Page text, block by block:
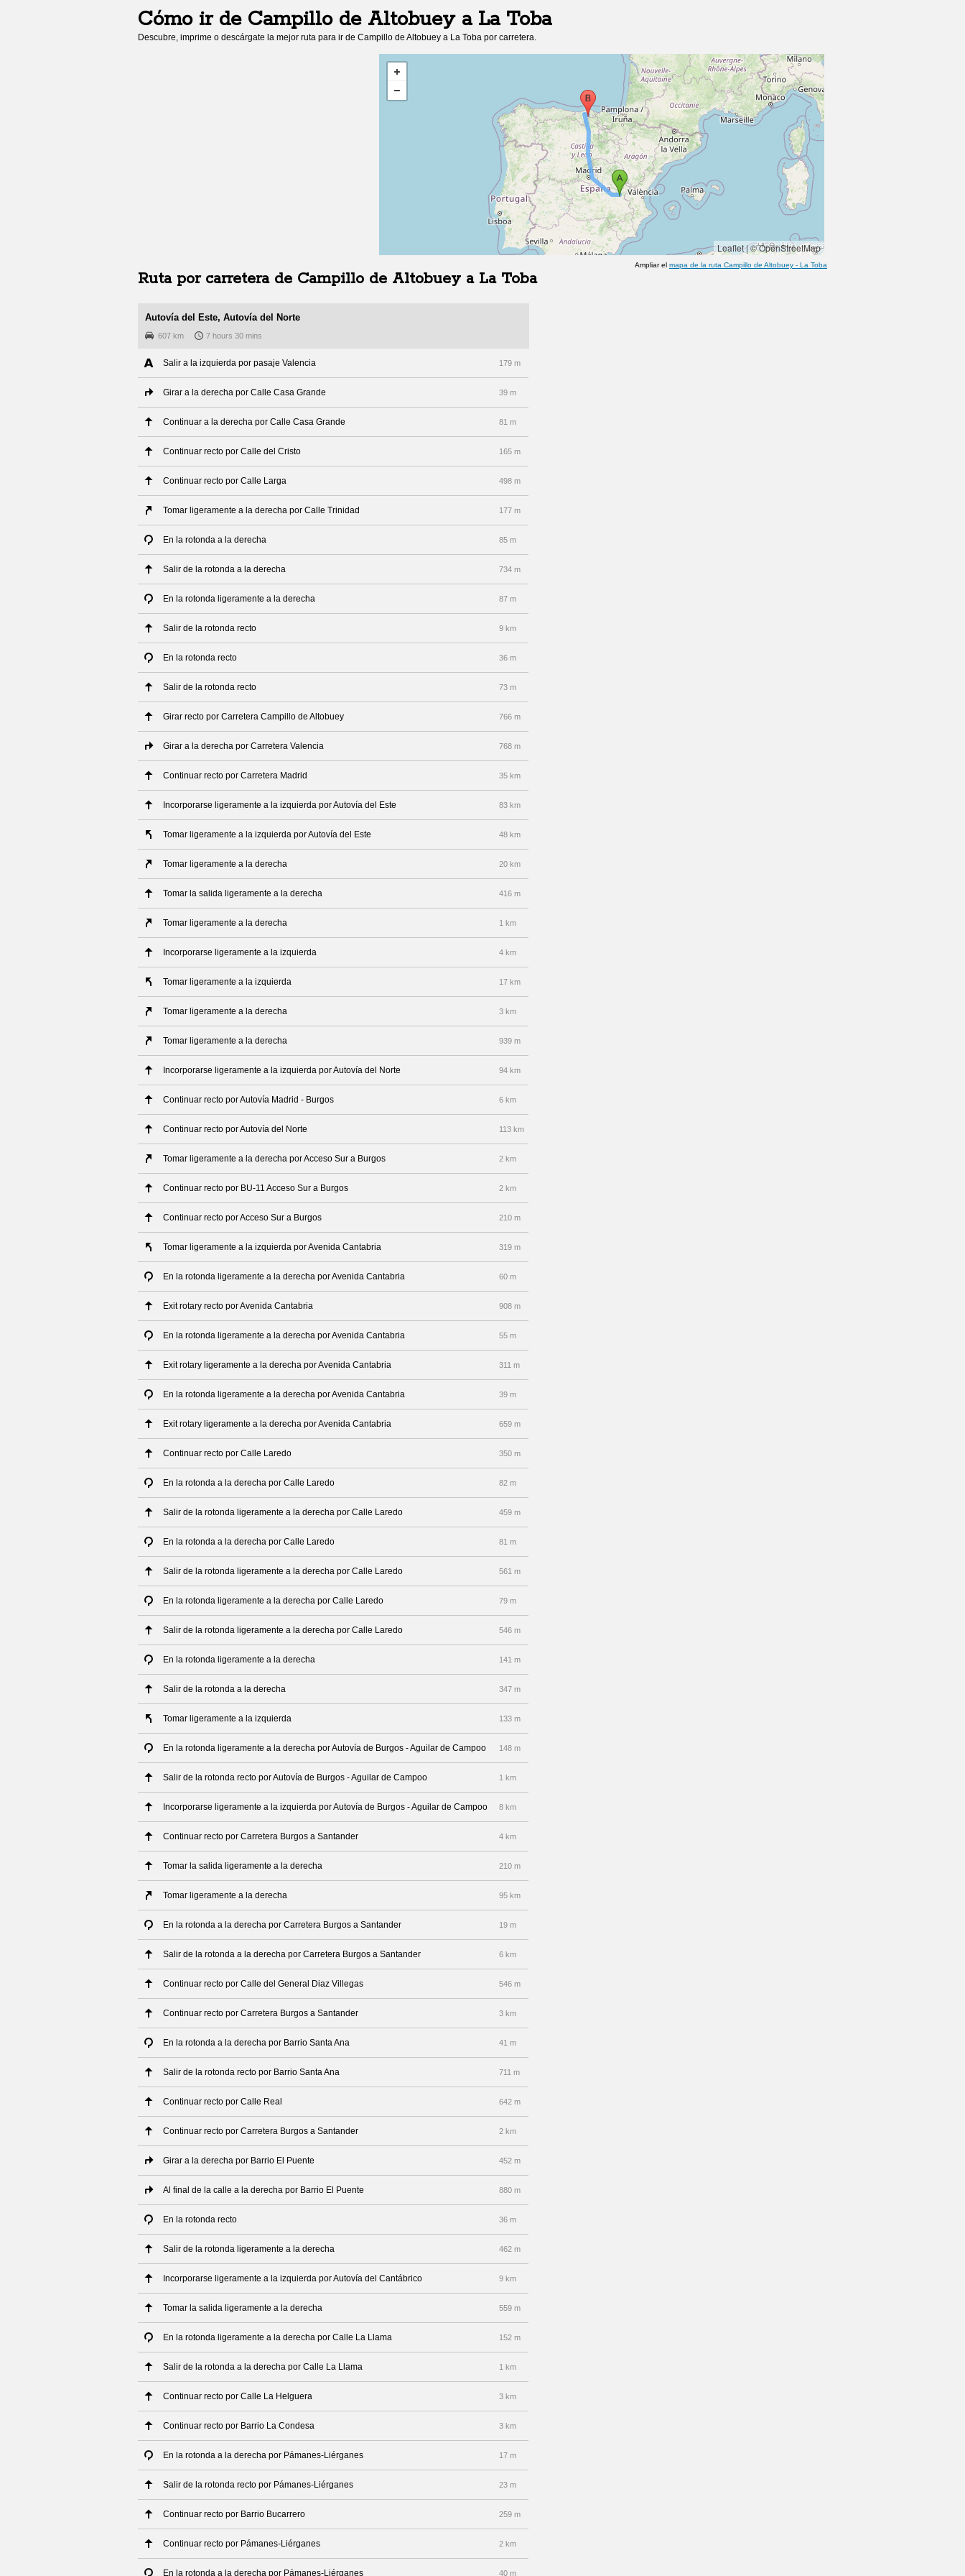
Cómo ir de Campillo de Altobueya La Toba
Descubre, imprime o descárgate la mejor ruta para ir de Campillo de Altobuey a La Toba por carretera.
Leaflet|© OpenStreetMap
Ampliar el mapa de la ruta Campillo de Altobuey - La Toba
Ruta por carretera de Campillo de Altobuey a La Toba
Autovía del Este, Autovía del Norte
607 km 7 hours 30 mins
Salir a la izquierda por pasaje Valencia 179 m
Girar a la derecha por Calle Casa Grande 39 m
Continuar a la derecha por Calle Casa Grande 81 m
Continuar recto por Calle del Cristo 165 m
Continuar recto por Calle Larga 498 m
Tomar ligeramente a la derecha por Calle Trinidad 177 m
En la rotonda a la derecha 85 m
Salir de la rotonda a la derecha 734 m
En la rotonda ligeramente a la derecha 87 m
Salir de la rotonda recto 9 km
En la rotonda recto 36 m
Salir de la rotonda recto 73 m
Girar recto por Carretera Campillo de Altobuey 766 m
Girar a la derecha por Carretera Valencia 768 m
Continuar recto por Carretera Madrid 35 km
Incorporarse ligeramente a la izquierda por Autovía del Este 83 km
Tomar ligeramente a la izquierda por Autovía del Este 48 km
Tomar ligeramente a la derecha 20 km
Tomar la salida ligeramente a la derecha 416 m
Tomar ligeramente a la derecha 1 km
Incorporarse ligeramente a la izquierda 4 km
Tomar ligeramente a la izquierda 17 km
Tomar ligeramente a la derecha 3 km
Tomar ligeramente a la derecha 939 m
Incorporarse ligeramente a la izquierda por Autovía del Norte 94 km
Continuar recto por Autovía Madrid - Burgos 6 km
Continuar recto por Autovía del Norte 113 km
Tomar ligeramente a la derecha por Acceso Sur a Burgos 2 km
Continuar recto por BU-11 Acceso Sur a Burgos 2 km
Continuar recto por Acceso Sur a Burgos 210 m
Tomar ligeramente a la izquierda por Avenida Cantabria 319 m
En la rotonda ligeramente a la derecha por Avenida Cantabria 60 m
Exit rotary recto por Avenida Cantabria 908 m
En la rotonda ligeramente a la derecha por Avenida Cantabria 55 m
Exit rotary ligeramente a la derecha por Avenida Cantabria 311 m
En la rotonda ligeramente a la derecha por Avenida Cantabria 39 m
Exit rotary ligeramente a la derecha por Avenida Cantabria 659 m
Continuar recto por Calle Laredo 350 m
En la rotonda a la derecha por Calle Laredo 82 m
Salir de la rotonda ligeramente a la derecha por Calle Laredo 459 m
En la rotonda a la derecha por Calle Laredo 81 m
Salir de la rotonda ligeramente a la derecha por Calle Laredo 561 m
En la rotonda ligeramente a la derecha por Calle Laredo 79 m
Salir de la rotonda ligeramente a la derecha por Calle Laredo 546 m
En la rotonda ligeramente a la derecha 141 m
Salir de la rotonda a la derecha 347 m
Tomar ligeramente a la izquierda 133 m
En la rotonda ligeramente a la derecha por Autovía de Burgos - Aguilar de Campoo 148 m
Salir de la rotonda recto por Autovía de Burgos - Aguilar de Campoo 1 km
Incorporarse ligeramente a la izquierda por Autovía de Burgos - Aguilar de Campoo 8 km
Continuar recto por Carretera Burgos a Santander 4 km
Tomar la salida ligeramente a la derecha 210 m
Tomar ligeramente a la derecha 95 km
En la rotonda a la derecha por Carretera Burgos a Santander 19 m
Salir de la rotonda a la derecha por Carretera Burgos a Santander 6 km
Continuar recto por Calle del General Diaz Villegas 546 m
Continuar recto por Carretera Burgos a Santander 3 km
En la rotonda a la derecha por Barrio Santa Ana 41 m
Salir de la rotonda recto por Barrio Santa Ana 711 m
Continuar recto por Calle Real 642 m
Continuar recto por Carretera Burgos a Santander 2 km
Girar a la derecha por Barrio El Puente 452 m
Al final de la calle a la derecha por Barrio El Puente 880 m
En la rotonda recto 36 m
Salir de la rotonda ligeramente a la derecha 462 m
Incorporarse ligeramente a la izquierda por Autovía del Cantábrico 9 km
Tomar la salida ligeramente a la derecha 559 m
En la rotonda ligeramente a la derecha por Calle La Llama 152 m
Salir de la rotonda a la derecha por Calle La Llama 1 km
Continuar recto por Calle La Helguera 3 km
Continuar recto por Barrio La Condesa 3 km
En la rotonda a la derecha por Pámanes-Liérganes 17 m
Salir de la rotonda recto por Pámanes-Liérganes 23 m
Continuar recto por Barrio Bucarrero 259 m
Continuar recto por Pámanes-Liérganes 2 km
En la rotonda a la derecha por Pámanes-Liérganes 40 m